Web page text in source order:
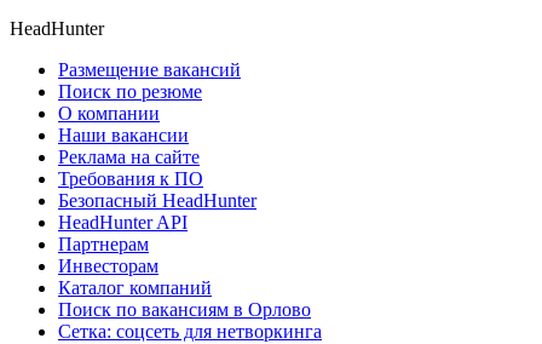
HeadHunter
Размещение вакансий
Поиск по резюме
О компании
Наши вакансии
Реклама на сайте
Требования к ПО
Безопасный HeadHunter
HeadHunter API
Партнерам
Инвесторам
Каталог компаний
Поиск по вакансиям в Орлово
Сетка: соцсеть для нетворкинга